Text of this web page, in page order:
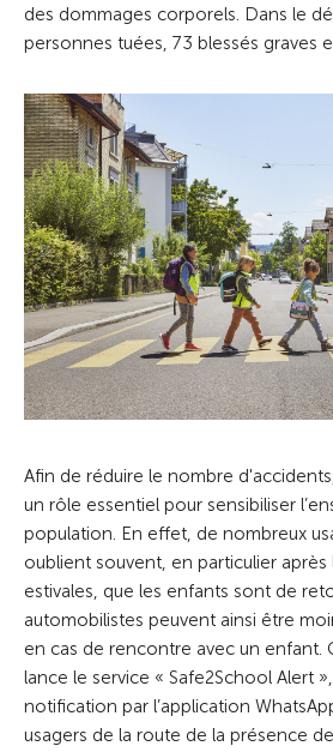
des dommages corporels. Dans le
personnes tuées, 73 blessés graves
Afin de réduire le nombre
un rôle essentiel pour sensibiliser
population. En effet, de nombreux
oublient souvent, en particulier après
estivales, que les enfants sont de
automobilistes peuvent ainsi être
en cas de rencontre avec un enfant.
lance le service « Safe2School Alert
notification par l’application
usagers de la route de la présence